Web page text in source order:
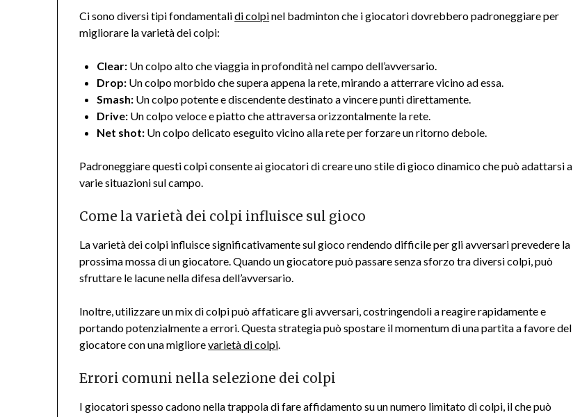
Ci sono diversi tipi fondamentalidi colpinel badminton che i giocatori dovrebbero padroneggiare per
migliorare la varietà dei colpi:
Clear: Un colpo alto che viaggia in profondità nel campo dell’avversario.
Drop: Un colpo morbido che supera appena la rete, mirando a atterrare vicino ad essa.
Smash: Un colpo potente e discendente destinato a vincere punti direttamente.
Drive: Un colpo veloce e piatto che attraversa orizzontalmente la rete.
Net shot: Un colpo delicato eseguito vicino alla rete per forzare un ritorno debole.
Padroneggiare questi colpi consente ai giocatori di creare uno stile di gioco dinamico che può adattarsi a
varie situazioni sul campo.
Come la varietà dei colpi influisce sul gioco
La varietà dei colpi influisce significativamente sul gioco rendendo difficile per gli avversari prevedere la
prossima mossa di un giocatore. Quando un giocatore può passare senza sforzo tra diversi colpi, può
sfruttare le lacune nella difesa dell’avversario.
Inoltre, utilizzare un mix di colpi può affaticare gli avversari, costringendoli a reagire rapidamente e
portando potenzialmente a errori. Questa strategia può spostare il momentum di una partita a favore del
giocatore con una migliorevarietà di colpi
Errori comuni nella selezione dei colpi
I giocatori spesso cadono nella trappola di fare affidamento su un numero limitato di colpi, il che può